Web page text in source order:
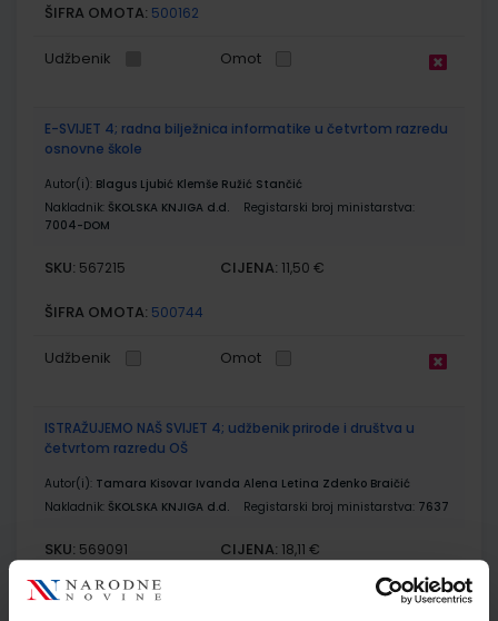
ŠIFRA OMOTA: 500162
Udžbenik Omot
E-SVIJET 4; radna bilježnica informatike u četvrtom razredu
osnovne škole
Autor(i): Blagus Ljubić Klemše Ružić Stančić
Nakladnik: ŠKOLSKA KNJIGA d.d.
Registarski broj ministarstva:
7004-DOM
SKU: 567215 CIJENA: 11,50 €
ŠIFRA OMOTA: 500744
Udžbenik Omot
ISTRAŽUJEMO NAŠ SVIJET 4; udžbenik prirode i društva u
četvrtom razredu OŠ
Autor(i): Tamara Kisovar Ivanda Alena Letina Zdenko Braičić
Nakladnik: ŠKOLSKA KNJIGA d.d. Registarski broj ministarstva: 7637
SKU: 569091 CIJENA: 18,11 €
ŠIFRA OMOTA: 500233